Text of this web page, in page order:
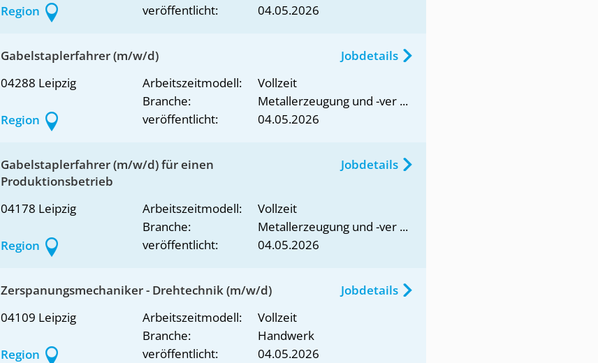
veröffentlicht:
04.05.2026
Region
Gabelstaplerfahrer (m/w/d)
04288 Leipzig
Arbeitszeitmodell:
Branche:
veröffentlicht:
Vollzeit
Metallerzeugung und -ver ...
04.05.2026
Jobdetails
Region
Gabelstaplerfahrer (m/w/d) für einen
Produktionsbetrieb
04178 Leipzig
Arbeitszeitmodell:
Branche:
veröffentlicht:
Vollzeit
Metallerzeugung und -ver ...
04.05.2026
Jobdetails
Region
Zerspanungsmechaniker - Drehtechnik (m/w/d)
04109 Leipzig
Arbeitszeitmodell:
Branche:
veröffentlicht:
Vollzeit
Handwerk
04.05.2026
Jobdetails
Region